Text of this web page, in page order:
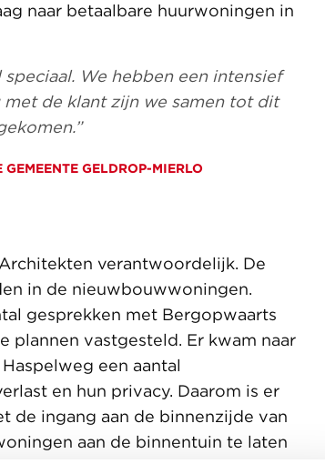
naar betaalbare huurwoningen in
We hebben een intensief
de klant zijn we samen tot dit
GELDROP-MIERLO
verantwoordelijk. De
in de nieuwbouwwoningen.
gesprekken met Bergopwaarts
plannen vastgesteld. Er kwam naar
een aantal
en hun privacy. Daarom is er
de ingang aan de binnenzijde van
aan de binnentuin te laten